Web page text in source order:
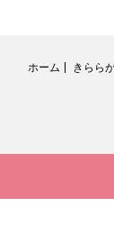
ホーム きらら